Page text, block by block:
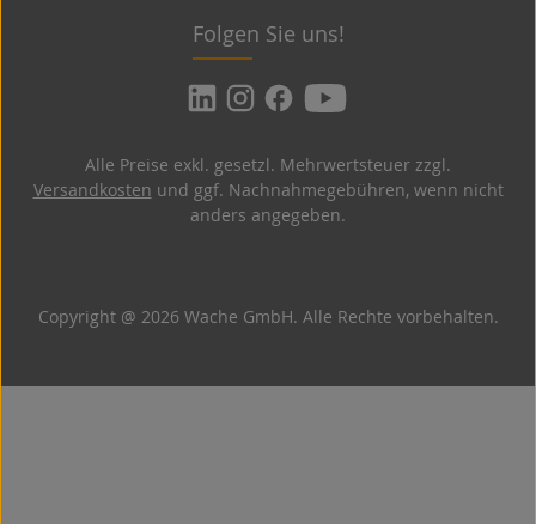
Folgen Sie uns!
Copyright @ 2026 Wache GmbH. Alle Rechte vorbehalten.
Alle Preise exkl. gesetzl. Mehrwertsteuer zzgl.
Versandkosten und ggf. Nachnahmegebühren, wenn nicht
anders angegeben.